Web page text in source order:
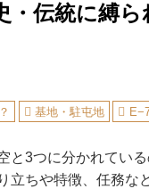
・伝統に縛
基地・駐屯地
と3つに分かれてい
立ちや特徴、任務な